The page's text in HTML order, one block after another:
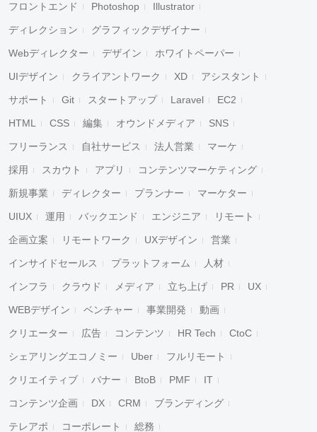
フロントエンド Photoshop Illustrator
ディレクション グラフィックデザイナー
Webディレクター デザイン ホワイトペーパー
UIデザイン クライアントワーク XD アシスタント
サポート Git スタートアップ Laravel EC2
HTML CSS 編集 オウンドメディア SNS
フリーランス 自社サービス 法人営業 マーケ
採用 スカウト アプリ コンテンツマーケティング
新規事業 ディレクター プランナー マーケター
UIUX 運用 バックエンド エンジニア リモート
企画立案 リモートワーク UXデザイン 営業
インサイドセールス プラットフォーム 人材
インフラ クラウド メディア 立ち上げ PR UX
WEBデザイン ベンチャー 事業開発 動画
クリエーター 広告 コンテンツ HR Tech CtoC
シェアリングエコノミー Uber フルリモート
クリエイティブ バナー BtoB PMF IT
コンテンツ企画 DX CRM ブランディング
テレアポ コーポレート 総務